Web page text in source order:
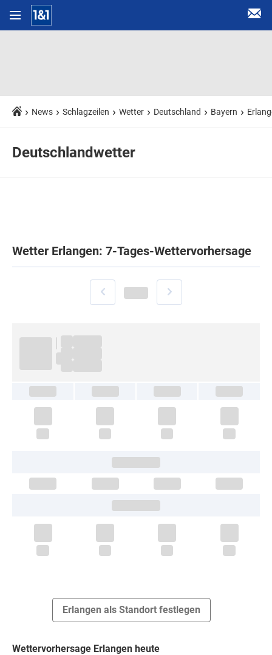
News Schlagzeilen Wetter Deutschland Bayern
Deutschlandwetter
Wetter Erlangen: 7-Tages-Wettervorhersage
Erlangen als Standort festlegen
Wettervorhersage Erlangen heute